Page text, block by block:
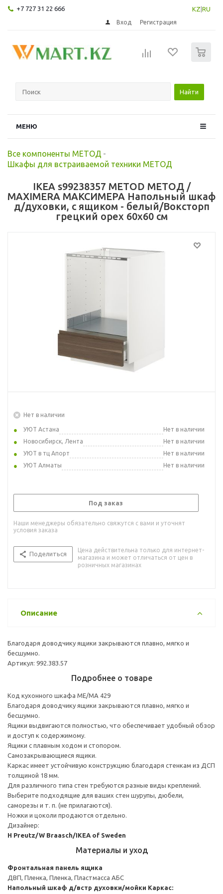
+7 727 31 22 666 KZ RU
Вход Регистрация
Найти
МЕНЮ
Все компоненты МЕТОД -
Шкафы для встраиваемой техники МЕТОД
IKEA s99238357 METOD МЕТОД /
MAXIMERA МАКСИМЕРА Напольный шкаф
д/духовки, с ящиком - белый/Воксторп
грецкий орех 60x60 см
Нет в наличии
УЮТ Астана
Нет в наличии
Новосибирск, Лента
Нет в наличии
УЮТ в тц Апорт
Нет в наличии
УЮТ Алматы
Нет в наличии
Под заказ
Наши менеджеры обязательно свяжутся с вами и уточнят
условия заказа
Поделиться
Цена действительна только для интернет-
магазина и может отличаться от цен в
розничных магазинах
Описание
Благодаря доводчику ящики закрываются плавно, мягко и
бесшумно.
Артикул: 992.383.57
Подробнее о товаре
Код кухонного шкафа ME/MA 429
Благодаря доводчику ящики закрываются плавно, мягко и
бесшумно.
Ящики выдвигаются полностью, что обеспечивает удобный обзор
и доступ к содержимому.
Ящики с плавным ходом и стопором.
Самозакрывающиеся ящики.
Каркас имеет устойчивую конструкцию благодаря стенкам из ДСП
толщиной 18 мм.
Для различного типа стен требуются разные виды креплений.
Выберите подходящие для ваших стен шурупы, дюбели,
саморезы и т. п. (не прилагаются).
Ножки и цоколи продаются отдельно.
Дизайнер:
H Preutz/W Braasch/IKEA of Sweden
Материалы и уход
Фронтальная панель ящика
ДВП, Пленка, Пленка, Пластмасса АБС
Напольный шкаф д/встр духовки/мойки Каркас: